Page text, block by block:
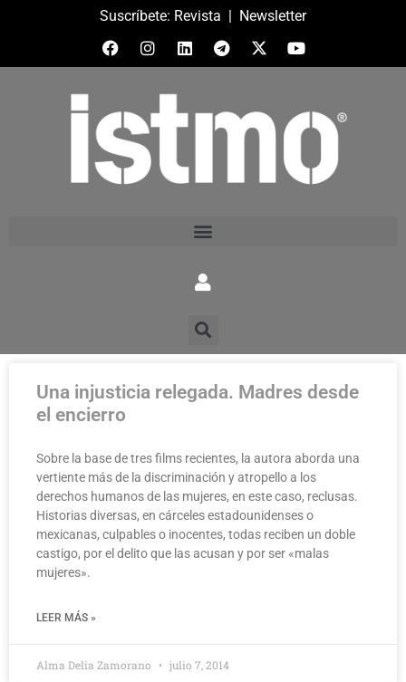
Suscríbete: Revista | Newsletter
Una injusticia relegada. Madres desde
el encierro
Sobre la base de tres films recientes, la autora aborda una
vertiente más de la discriminación y atropello a los
derechos humanos de las mujeres, en este caso, reclusas.
Historias diversas, en cárceles estadounidenses o
mexicanas, culpables o inocentes, todas reciben un doble
castigo, por el delito que las acusan y por ser «malas
mujeres».
LEER MÁS »
Alma Delia Zamorano julio 7, 2014